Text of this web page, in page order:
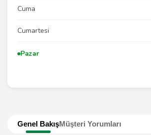
Genel BakışMüşteri Yorumları
Cuma
Cumartesi
Pazar